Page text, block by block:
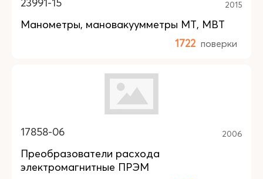
2015
Манометры, мановакуумметры МТ, МВТ
1722 поверки
17858-06 2006
Преобразователи расхода
электромагнитные ПРЭМ